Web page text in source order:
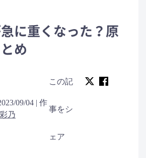
に重くなった？原
め
09/04 | 作
乃
この記
事をシ
ェア